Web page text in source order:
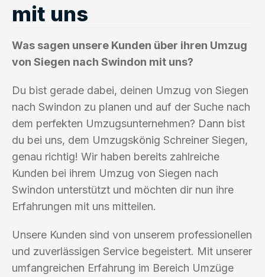
mit uns
Was sagen unsere Kunden über ihren Umzug
von Siegen nach Swindon mit uns?
Du bist gerade dabei, deinen Umzug von Siegen
nach Swindon zu planen und auf der Suche nach
dem perfekten Umzugsunternehmen? Dann bist
du bei uns, dem Umzugskönig Schreiner Siegen,
genau richtig! Wir haben bereits zahlreiche
Kunden bei ihrem Umzug von Siegen nach
Swindon unterstützt und möchten dir nun ihre
Erfahrungen mit uns mitteilen.
Unsere Kunden sind von unserem professionellen
und zuverlässigen Service begeistert. Mit unserer
umfangreichen Erfahrung im Bereich Umzüge